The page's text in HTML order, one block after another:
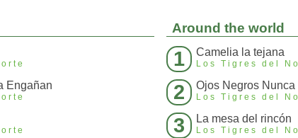
Engañan
Around the world
1 Camelia la tejana
Los Tigres del
2 Ojos Negros Nunca
Los Tigres del
3 La mesa del rincón
Los Tigres del